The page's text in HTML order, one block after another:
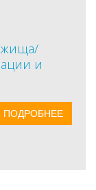
и
ПОДРОБНЕЕ